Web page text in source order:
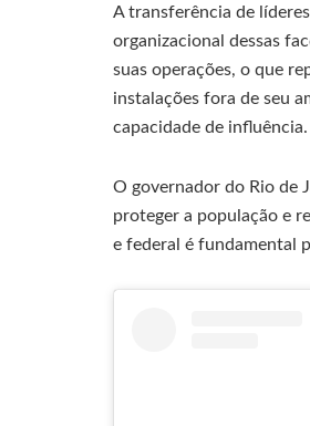
A transferência de
organizacional dessas
suas operações, o que
instalações fora de seu
capacidade de influência.
O governador do Rio de
proteger a população e
e federal é fundamental